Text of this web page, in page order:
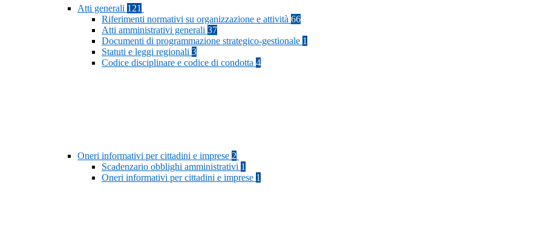
Atti generali 121
Riferimenti normativi su organizzazione e attività 66
Atti amministrativi generali 37
Documenti di programmazione strategico-gestionale 1
Statuti e leggi regionali 3
Codice disciplinare e codice di condotta 4
Oneri informativi per cittadini e imprese 2
Scadenzario obblighi amministrativi 1
Oneri informativi per cittadini e imprese 1